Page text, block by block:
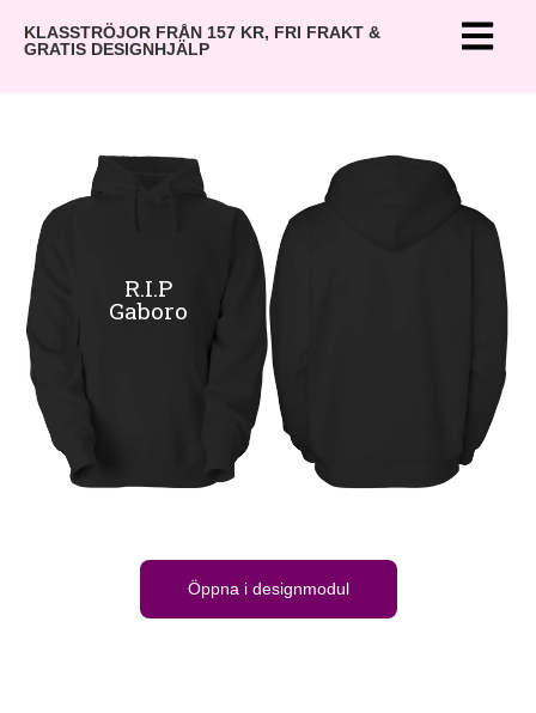
KLASSTRÖJOR FRÅN 157 KR, FRI FRAKT &
GRATIS DESIGNHJÄLP
R.I.P
Gaboro
Öppna i designmodul